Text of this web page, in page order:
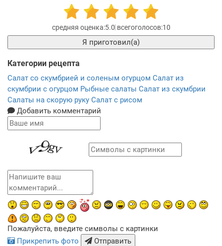
5.0 10
Я приготовил(а)
Категории рецепта
Салат со скумбрией и соленым огурцом Салат из
скумбрии с огурцом Рыбные салаты Салат из скумбрии
Салаты на скорую руку Салат с рисом
Добавить комментарий
Пожалуйста, введите символы с картинки
Прикрепить фото
Отправить